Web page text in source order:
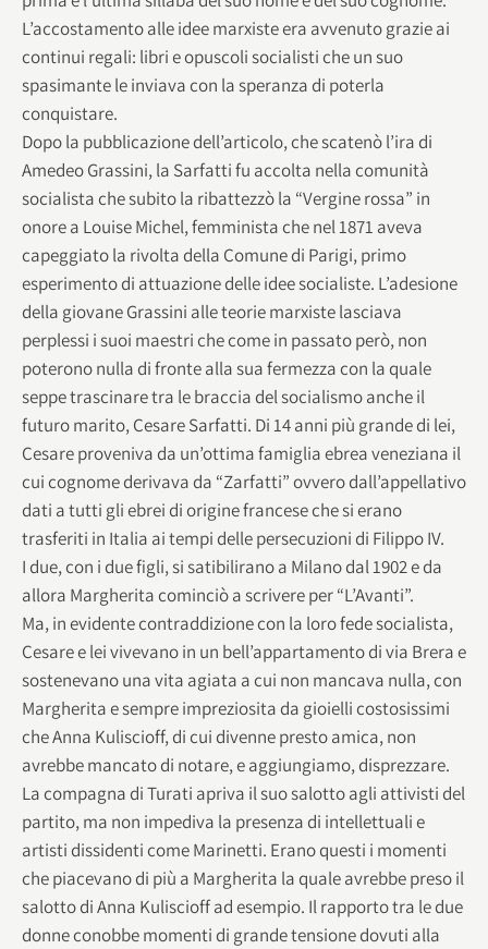
L’accostamento alle idee marxiste era avvenuto grazie ai
continui regali: libri e opuscoli socialisti che un suo
spasimante le inviava con la speranza di poterla
conquistare.
Dopo la pubblicazione dell’articolo, che scatenò l’ira di
Amedeo Grassini, la Sarfatti fu accolta nella comunità
socialista che subito la ribattezzò la “Vergine rossa” in
onore a Louise Michel, femminista che nel 1871 aveva
capeggiato la rivolta della Comune di Parigi, primo
esperimento di attuazione delle idee socialiste. L’adesione
della giovane Grassini alle teorie marxiste lasciava
perplessi i suoi maestri che come in passato però, non
poterono nulla di fronte alla sua fermezza con la quale
seppe trascinare tra le braccia del socialismo anche il
futuro marito, Cesare Sarfatti. Di 14 anni più grande di lei,
Cesare proveniva da un’ottima famiglia ebrea veneziana il
cui cognome derivava da “Zarfatti” ovvero dall’appellativo
dati a tutti gli ebrei di origine francese che si erano
trasferiti in Italia ai tempi delle persecuzioni di Filippo IV.
I due, con i due figli, si satibilirano a Milano dal 1902 e da
allora Margherita cominciò a scrivere per “L’Avanti”.
Ma, in evidente contraddizione con la loro fede socialista,
Cesare e lei vivevano in un bell’appartamento di via Brera e
sostenevano una vita agiata a cui non mancava nulla, con
Margherita e sempre impreziosita da gioielli costosissimi
che Anna Kuliscioff, di cui divenne presto amica, non
avrebbe mancato di notare, e aggiungiamo, disprezzare.
La compagna di Turati apriva il suo salotto agli attivisti del
partito, ma non impediva la presenza di intellettuali e
artisti dissidenti come Marinetti. Erano questi i momenti
che piacevano di più a Margherita la quale avrebbe preso il
salotto di Anna Kuliscioff ad esempio. Il rapporto tra le due
donne conobbe momenti di grande tensione dovuti alla